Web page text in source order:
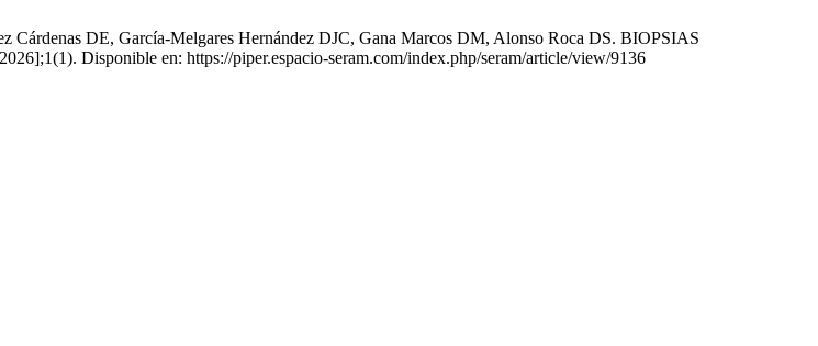
DE, García-Melgares Hernández DJC, Gana Marcos DM, Alonso Roca DS. BIOPSIAS
Disponible en: https://piper.espacio-seram.com/index.php/seram/article/view/9136